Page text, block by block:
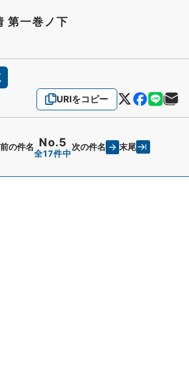
第一巻ノ下
URIをコピー
前の件名 No.5
全17件中
次の件名 末尾